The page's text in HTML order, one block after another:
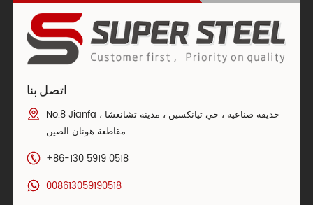
اتصل بنا
No.8 Jianfa حديقة صناعية ، حي تيانكسين ، مدينة تشانغشا ،
مقاطعة هونان الصين
+86-130 5919 0518
008613059190518